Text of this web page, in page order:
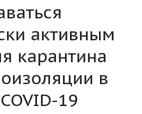
активным
карантина
в
19